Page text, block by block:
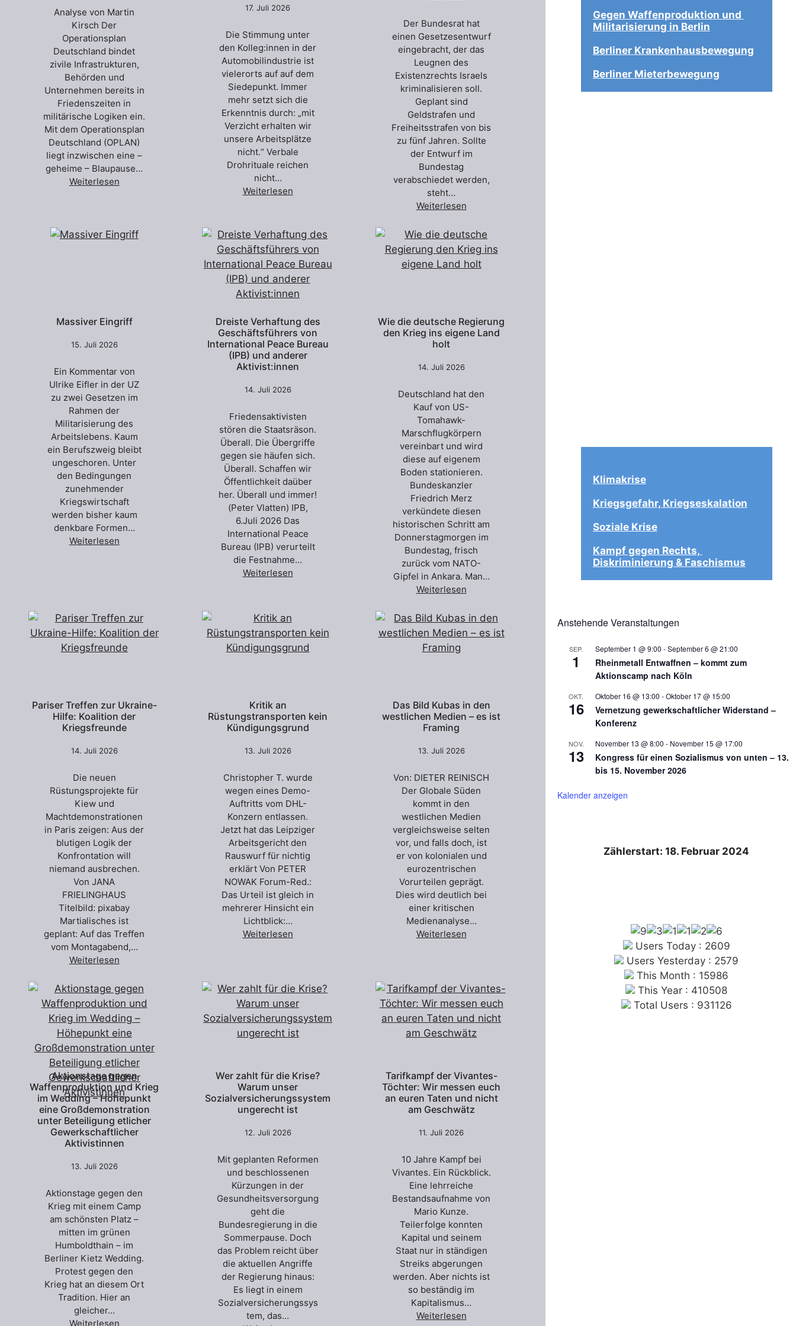
Analyse von Martin
Kirsch Der
Operationsplan
Deutschland bindet
zivile Infrastrukturen,
Behörden und
Unternehmen bereits in
Friedenszeiten in
militärische Logiken ein.
Mit dem Operationsplan
Deutschland (OPLAN)
liegt inzwischen eine –
geheime – Blaupause…
Weiterlesen
17. Juli 2026
Die Stimmung unter
den Kolleg:innen in der
Automobilindustrie ist
vielerorts auf auf dem
Siedepunkt. Immer
mehr setzt sich die
Erkenntnis durch: „mit
Verzicht erhalten wir
unsere Arbeitsplätze
nicht.“ Verbale
Drohrituale reichen
nicht…
Weiterlesen
Der Bundesrat hat
einen Gesetzesentwurf
eingebracht, der das
Leugnen des
Existenzrechts Israels
kriminalisieren soll.
Geplant sind
Geldstrafen und
Freiheitsstrafen von bis
zu fünf Jahren. Sollte
der Entwurf im
Bundestag
verabschiedet werden,
steht…
Weiterlesen
Massiver Eingriff
15. Juli 2026
Ein Kommentar von
Ulrike Eifler in der UZ
zu zwei Gesetzen im
Rahmen der
Militarisierung des
Arbeitslebens. Kaum
ein Berufszweig bleibt
ungeschoren. Unter
den Bedingungen
zunehmender
Kriegswirtschaft
werden bisher kaum
denkbare Formen…
Weiterlesen
Dreiste Verhaftung des
Geschäftsführers von
International Peace Bureau
(IPB) und anderer
Aktivist:innen
14. Juli 2026
Friedensaktivisten
stören die Staatsräson.
Überall. Die Übergriffe
gegen sie häufen sich.
Überall. Schaffen wir
Öffentlichkeit daüber
her. Überall und immer!
(Peter Vlatten) IPB,
6.Juli 2026 Das
International Peace
Bureau (IPB) verurteilt
die Festnahme…
Weiterlesen
Wie die deutsche Regierung
den Krieg ins eigene Land
holt
14. Juli 2026
Deutschland hat den
Kauf von US-
Tomahawk-
Marschflugkörpern
vereinbart und wird
diese auf eigenem
Boden stationieren.
Bundeskanzler
Friedrich Merz
verkündete diesen
historischen Schritt am
Donnerstagmorgen im
Bundestag, frisch
zurück vom NATO-
Gipfel in Ankara. Man…
Weiterlesen
Pariser Treffen zur Ukraine-
Hilfe: Koalition der
Kriegsfreunde
14. Juli 2026
Die neuen
Rüstungsprojekte für
Kiew und
Machtdemonstrationen
in Paris zeigen: Aus der
blutigen Logik der
Konfrontation will
niemand ausbrechen.
Von JANA
FRIELINGHAUS
Titelbild: pixabay
Martialisches ist
geplant: Auf das Treffen
vom Montagabend,…
Weiterlesen
Kritik an
Rüstungstransporten kein
Kündigungsgrund
13. Juli 2026
Christopher T. wurde
wegen eines Demo-
Auftritts vom DHL-
Konzern entlassen.
Jetzt hat das Leipziger
Arbeitsgericht den
Rauswurf für nichtig
erklärt Von PETER
NOWAK Forum-Red.:
Das Urteil ist gleich in
mehrerer Hinsicht ein
Lichtblick:…
Weiterlesen
Das Bild Kubas in den
westlichen Medien – es ist
Framing
13. Juli 2026
Von: DIETER REINISCH
Der Globale Süden
kommt in den
westlichen Medien
vergleichsweise selten
vor, und falls doch, ist
er von kolonialen und
eurozentrischen
Vorurteilen geprägt.
Dies wird deutlich bei
einer kritischen
Medienanalyse…
Weiterlesen
Aktionstage gegen
Waffenproduktion und Krieg
im Wedding – Höhepunkt
eine Großdemonstration
unter Beteiligung etlicher
Gewerkschaftlicher
Aktivistinnen
13. Juli 2026
Aktionstage gegen den
Krieg mit einem Camp
am schönsten Platz –
mitten im grünen
Humboldthain – im
Berliner Kietz Wedding.
Protest gegen den
Krieg hat an diesem Ort
Tradition. Hier an
gleicher…
Weiterlesen
Wer zahlt für die Krise?
Warum unser
Sozialversicherungssystem
ungerecht ist
12. Juli 2026
Mit geplanten Reformen
und beschlossenen
Kürzungen in der
Gesundheitsversorgung
geht die
Bundesregierung in die
Sommerpause. Doch
das Problem reicht über
die aktuellen Angriffe
der Regierung hinaus:
Es liegt in einem
Sozialversicherungssys
tem, das…
Tarifkampf der Vivantes-
Töchter: Wir messen euch
an euren Taten und nicht
am Geschwätz
11. Juli 2026
10 Jahre Kampf bei
Vivantes. Ein Rückblick.
Eine lehrreiche
Bestandsaufnahme von
Mario Kunze.
Teilerfolge konnten
Kapital und seinem
Staat nur in ständigen
Streiks abgerungen
werden. Aber nichts ist
so beständig im
Kapitalismus…
Weiterlesen
Gegen Waffenproduktion und
Militarisierung in Berlin
Berliner Krankenhausbewegung
Berliner Mieterbewegung
Klimakrise
Kriegsgefahr, Kriegseskalation
Soziale Krise
Kampf gegen Rechts,
Diskriminierung & Faschismus
Anstehende Veranstaltungen
SEP.
1
September 1 @ 9:00 -September 6 @ 21:00
Rheinmetall Entwaffnen – kommt zum
Aktionscamp nach Köln
OKT.
16
Oktober 16 @ 13:00 -Oktober 17 @ 15:00
Vernetzung gewerkschaftlicher Widerstand –
Konferenz
NOV.
13
November 13 @ 8:00 - November 15 @ 17:00
Kongress für einen Sozialismus von unten – 13.
bis 15. November 2026
Kalender anzeigen
Zählerstart: 18. Februar 2024
Users Today : 2609
Users Yesterday : 2579
This Month : 15986
This Year : 410508
Total Users : 931126